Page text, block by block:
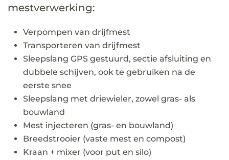
mestverwerking:
Verpompen van drijfmest
Transporteren van drijfmest
Sleepslang GPS gestuurd, sectie afsluiting en
dubbele schijven, ook te gebruiken na de
eerste snee
Sleepslang met driewieler, zowel gras- als
bouwland
Mest injecteren (gras- en bouwland)
Breedstrooier (vaste mest en compost)
Kraan + mixer (voor put en silo)